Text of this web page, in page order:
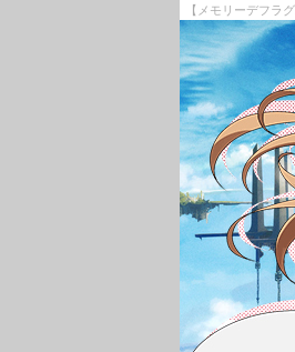
【メモリーデフラ